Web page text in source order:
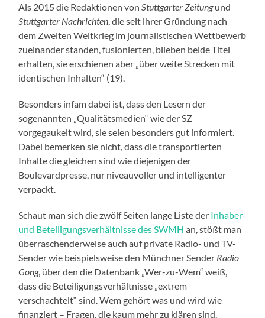
Als 2015 die Redaktionen von Stuttgarter Zeitungund
Stuttgarter Nachrichten , die seit ihrer Gründung nach
dem Zweiten Weltkrieg im journalistischen Wettbewerb
zueinander standen, fusionierten, blieben beide Titel
erhalten, sie erschienen aber „über weite Strecken mit
identischen Inhalten“ (19).
Besonders infam dabei ist, dass den Lesern der
sogenannten „Qualitätsmedien“ wie der SZ
vorgegaukelt wird, sie seien besonders gut informiert.
Dabei bemerken sie nicht, dass die transportierten
Inhalte die gleichen sind wie diejenigen der
Boulevardpresse, nur niveauvoller und intelligenter
verpackt.
Schaut man sich die zwölf Seiten lange Liste der Inhaber-
und Beteiligungsverhältnisse des SWMH an, stößt man
überraschenderweise auch auf private Radio- und TV-
Sender wie beispielsweise den Münchner Sender Radio
Gong, über den die Datenbank „Wer-zu-Wem“ weiß,
dass die Beteiligungsverhältnisse „extrem
verschachtelt“ sind. Wem gehört was und wird wie
finanziert – Fragen, die kaum mehr zu klären sind.